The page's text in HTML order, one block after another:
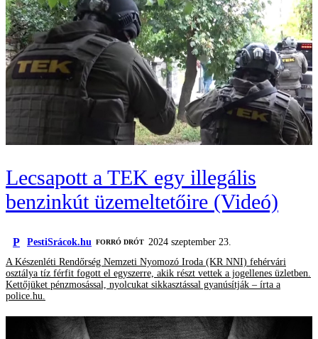
Lecsapott a TEK egy illegális
benzinkút üzemeltetőire (Videó)
P PestiSrácok.hu FORRÓ DRÓT
2024 szeptember 23.
A Készenléti Rendőrség Nemzeti Nyomozó Iroda (KR NNI) fehérvári
osztálya tíz férfit fogott el egyszerre, akik részt vettek a jogellenes üzletben.
Kettőjüket pénzmosással, nyolcukat sikkasztással gyanúsítják – írta a
police.hu.